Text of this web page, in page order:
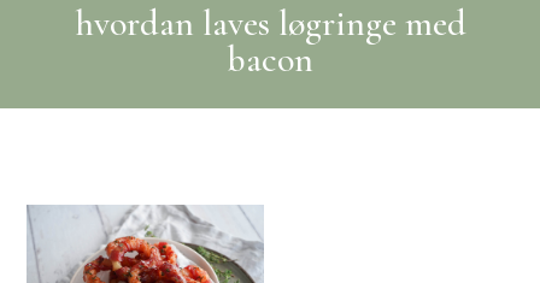
hvordan laves løgringe med
bacon